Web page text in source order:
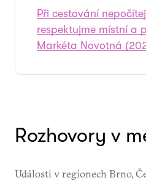
Při cestování
respektujme místní a
Markéta Novotná
Rozhovory v
Události v regionech Brno,